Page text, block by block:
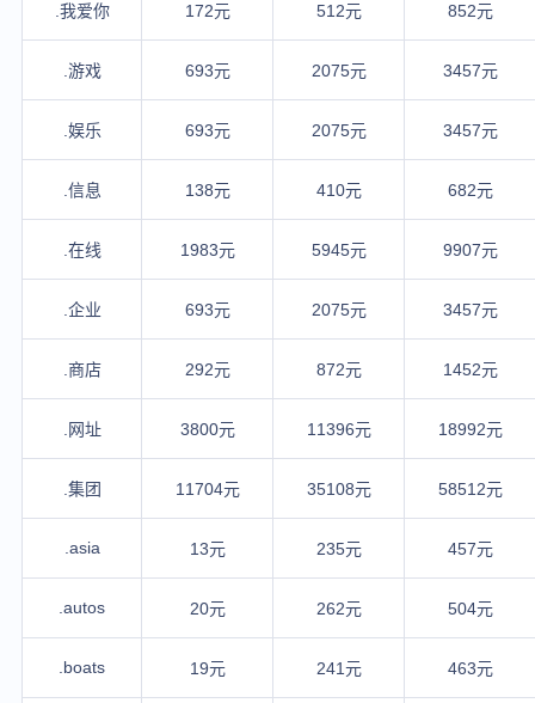
.我爱你 172元 512元 852元
.游戏 693元 2075元 3457元
.娱乐 693元 2075元 3457元
.信息 138元 410元 682元
.在线 1983元 5945元 9907元
.企业 693元 2075元 3457元
.商店 292元 872元 1452元
.网址 3800元 11396元 18992元
.集团 11704元 35108元 58512元
.asia 13元 235元 457元
.autos 20元 262元 504元
.boats 19元 241元 463元